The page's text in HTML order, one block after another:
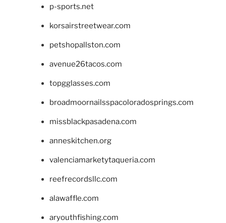
p-sports.net
korsairstreetwear.com
petshopallston.com
avenue26tacos.com
topgglasses.com
broadmoornailsspacoloradosprings.com
missblackpasadena.com
anneskitchen.org
valenciamarketytaqueria.com
reefrecordsllc.com
alawaffle.com
aryouthfishing.com